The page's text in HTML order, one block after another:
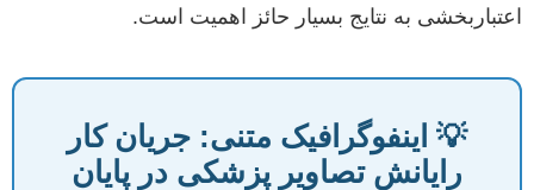
اعتباربخشی به نتایج بسیار حائز اهمیت است.
💡 اینفوگرافیک متنی: جریان کار
رایانش تصاویر پزشکی در پایان